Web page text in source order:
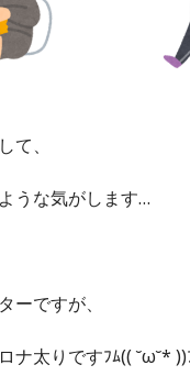
て、
うな気がします…
ーですが、
ナ太りですﾌﾑ(( ˘ω˘* ))